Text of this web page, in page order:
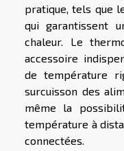
pratique, tels que
qui garantissent
chaleur. Le
accessoire
de température
surcuisson des
même la
température à
connectées.